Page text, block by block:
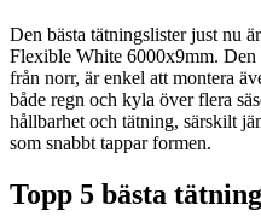
Den bästa tätningslister just nu
Flexible White 6000x9mm. Den
från norr, är enkel att montera
både regn och kyla över flera
hållbarhet och tätning, särskilt
som snabbt tappar formen.
Topp 5 bästa